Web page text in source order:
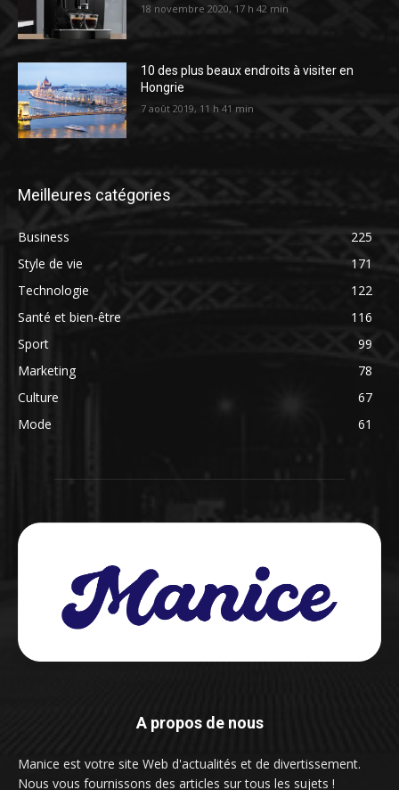
18 novembre 2020, 17 h 42 min
10 des plus beaux endroits à visiter en
Hongrie
7 août 2019, 11 h 41 min
Meilleures catégories
Business
225
Style de vie
171
Technologie
122
Santé et bien-être
116
Sport
99
Marketing
78
Culture
67
Mode
61
A propos de nous
Manice est votre site Web d'actualités et de divertissement.
Nous vous fournissons des articles sur tous les sujets !